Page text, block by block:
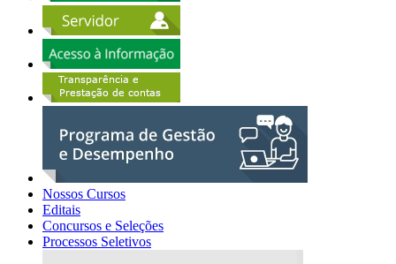
Nossos Cursos
Editais
Concursos e Seleções
Processos Seletivos